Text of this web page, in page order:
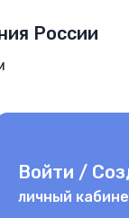
России
Войти /
личный